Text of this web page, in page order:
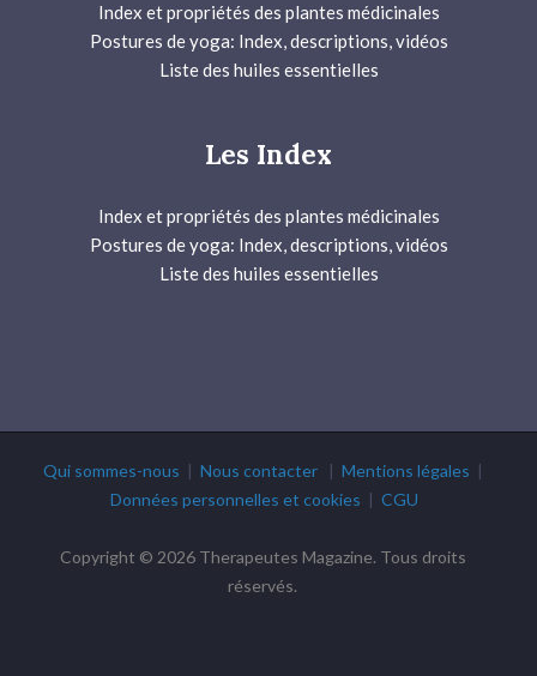
Index et propriétés des plantes médicinales
Postures de yoga: Index, descriptions, vidéos
Liste des huiles essentielles
Les Index
Index et propriétés des plantes médicinales
Postures de yoga: Index, descriptions, vidéos
Liste des huiles essentielles
Qui sommes-nous | Nous contacter| Mentions légales |
Données personnelles et cookies | CGU
Copyright © 2026 Therapeutes Magazine. Tous droits
réservés.